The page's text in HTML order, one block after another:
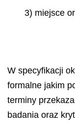
3) miejsce
W specyfikacji
formalne jakim
terminy
badania oraz